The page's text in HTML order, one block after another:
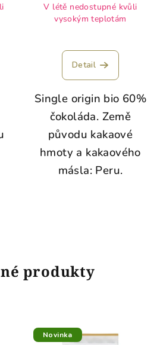
V létě nedostupné kvůli
vysokým teplotám
Detail
Single origin bio 60%
čokoláda. Země
původu kakaové
hmoty a kakaového
másla: Peru.
produkty
Novinka